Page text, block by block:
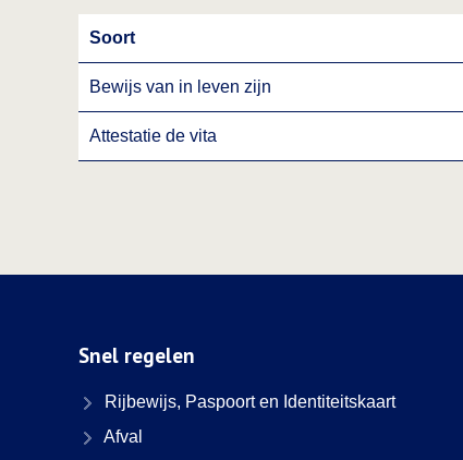
Soort
Bewijs van in leven zijn
Attestatie de vita
Snel regelen
Rijbewijs, Paspoort en Identiteitskaart
Afval